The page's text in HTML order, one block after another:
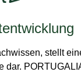
stellt
dar.